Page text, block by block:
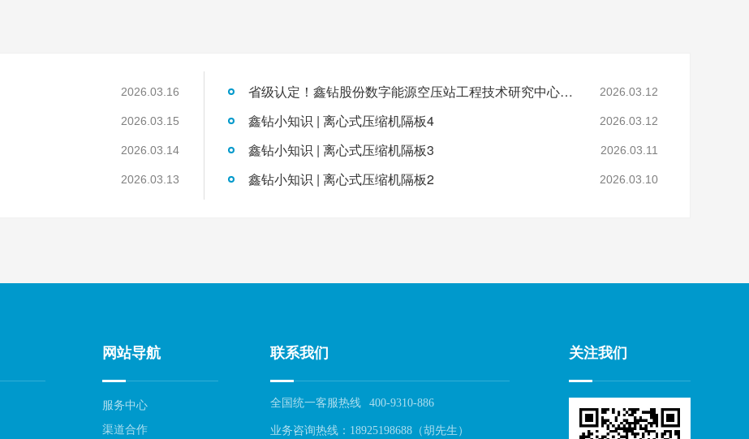
2026.03.16
2026.03.15
2026.03.14
2026.03.13
省级认定！鑫钻股份数字能源空压站工程技术研究中心正式获批 2026.03.12
鑫钻小知识 | 离心式压缩机隔板4 2026.03.12
鑫钻小知识 | 离心式压缩机隔板3 2026.03.11
鑫钻小知识 | 离心式压缩机隔板2 2026.03.10
网站导航
服务中心
渠道合作
联系我们
全国统一客服热线 400-9310-886
业务咨询热线：18925198688（胡先生）
关注我们